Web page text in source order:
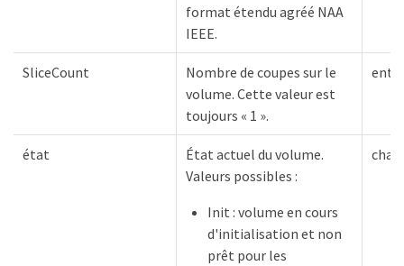
format étendu agréé NAA
IEEE.
SliceCount
Nombre de coupes sur le
volume. Cette valeur est
toujours « 1 ».
état
État actuel du volume.
Valeurs possibles :
Init : volume en cours
d'initialisation et non
prêt pour les